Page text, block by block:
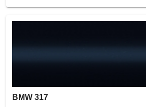
BMW 317